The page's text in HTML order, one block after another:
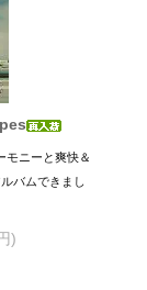
モニーと爽快＆
バムできまし
)